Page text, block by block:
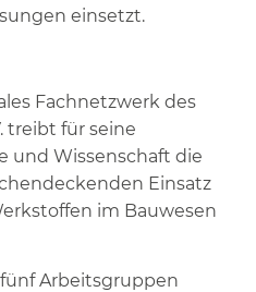
einsetzt.
Fachnetzwerk des
treibt für seine
und Wissenschaft die
Einsatz
im Bauwesen
Arbeitsgruppen